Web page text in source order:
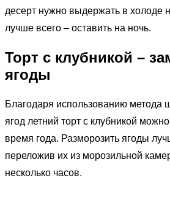
десерт нужно выдержать в холоде
лучше всего – оставить на ночь.
Торт с клубникой –
ягоды
Благодаря использованию метода
ягод летний торт с клубникой
время года. Разморозить ягоды
переложив их из морозильной
несколько часов.